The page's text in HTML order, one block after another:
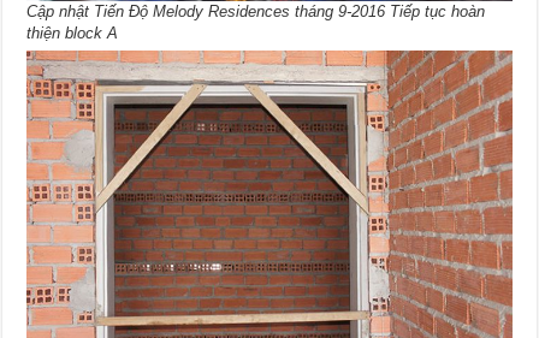
Cập nhật Tiến Độ Melody Residences tháng 9-2016 Tiếp tục hoàn
thiện block A